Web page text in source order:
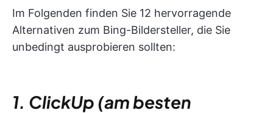
Im Folgenden finden Sie 12 hervorragende
Alternativen zum Bing-Bildersteller, die Sie
unbedingt ausprobieren sollten:
1. ClickUp (am besten